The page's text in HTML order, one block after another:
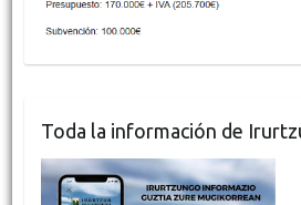
Toda la información de